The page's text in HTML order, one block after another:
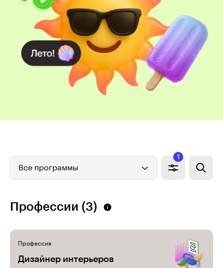
Все программы
1
Профессии (3)
Профессия
Дизайнер интерьеров